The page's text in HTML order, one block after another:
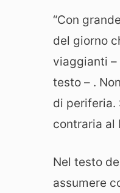
“Con
del giorno
viaggianti
testo – .
di periferia.
contraria al
Nel testo
assumere